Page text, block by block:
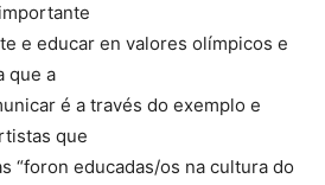
e educar en valores olímpicos e
que a
é a través do exemplo e
que
“foron educadas/os na cultura do